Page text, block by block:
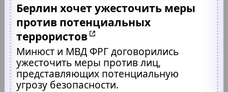
Берлин хочет ужесточить меры
против потенциальных
террористов
Минюст и МВД ФРГ договорились
ужесточить меры против лиц,
представляющих потенциальную
угрозу безопасности.